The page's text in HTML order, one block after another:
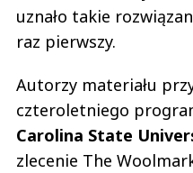
uznało takie
raz pierwszy.
Autorzy materiału
czteroletniego
Carolina State
zlecenie The